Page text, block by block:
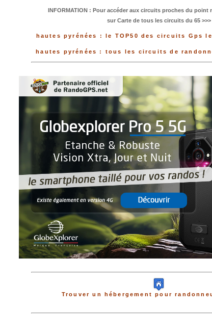
INFORMATION : Pour accéder aux circuits proches du point
sur Carte de tous les circuits du 65 >>>
hautes pyrénées : le TOP50 des circuits Gps
hautes pyrénées : tous les circuits de
Trouver un hébergement pour